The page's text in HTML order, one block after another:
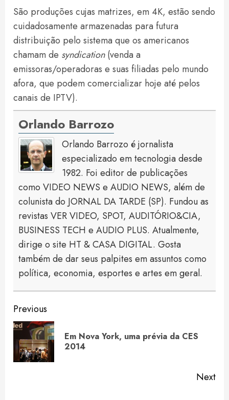
São produções cujas matrizes, em 4K, estão sendo
cuidadosamente armazenadas para futura
distribuição pelo sistema que os americanos
chamam de syndication(venda a
emissoras/operadoras e suas filiadas pelo mundo
afora, que podem comercializar hoje até pelos
canais de IPTV).
Orlando Barrozo
Orlando Barrozo é jornalista
especializado em tecnologia desde
1982. Foi editor de publicações
como VIDEO NEWS e AUDIO NEWS, além de
colunista do JORNAL DA TARDE (SP). Fundou as
revistas VER VIDEO, SPOT, AUDITÓRIO&CIA,
BUSINESS TECH e AUDIO PLUS. Atualmente,
dirige o site HT & CASA DIGITAL. Gosta
também de dar seus palpites em assuntos como
política, economia, esportes e artes em geral.
Continue
Reading
Previous
Em Nova York, uma prévia da CES
2014
Next